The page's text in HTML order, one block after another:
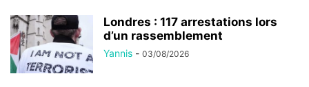
Londres : 117 arrestations lors
d’un rassemblement
Yannis - 03/08/2026